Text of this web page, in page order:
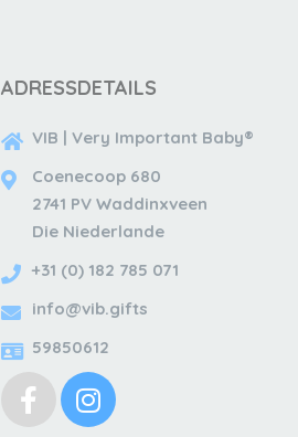
ADRESSDETAILS
VIB | Very Important Baby®
Coenecoop 680
2741 PV Waddinxveen
Die Niederlande
+31 (0) 182 785 071
info@vib.gifts
59850612